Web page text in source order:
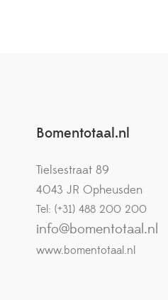
Bomentotaal.nl
Tielsestraat 89
4043 JR Opheusden
Tel: (+31) 488 200 200
info@bomentotaal.nl
www.bomentotaal.nl